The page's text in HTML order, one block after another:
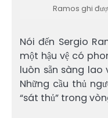
Ramos ghi
Nói đến Sergio
một hậu vệ có
luôn sẵn sàng
Những cầu thủ
“sát thủ” trong